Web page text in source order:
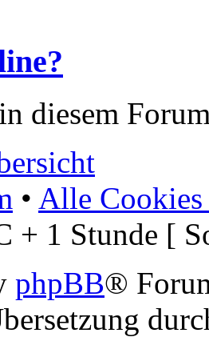
diesem
• Alle Cookies
+ 1 Stunde [
phpBB®